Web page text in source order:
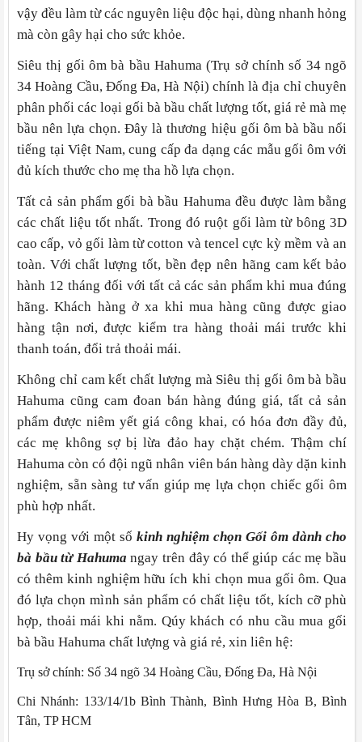
vậy đều làm từ các nguyên liệu độc hại, dùng nhanh hỏng
mà còn gây hại cho sức khỏe.
Siêu thị gối ôm bà bầu Hahuma (Trụ sở chính số 34 ngõ
34 Hoàng Cầu, Đống Đa, Hà Nội) chính là địa chỉ chuyên
phân phối các loại gối bà bầu chất lượng tốt, giá rẻ mà mẹ
bầu nên lựa chọn. Đây là thương hiệu gối ôm bà bầu nổi
tiếng tại Việt Nam, cung cấp đa dạng các mẫu gối ôm với
đủ kích thước cho mẹ tha hồ lựa chọn.
Tất cả sản phẩm gối bà bầu Hahuma đều được làm bằng
các chất liệu tốt nhất. Trong đó ruột gối làm từ bông 3D
cao cấp, vỏ gối làm từ cotton và tencel cực kỳ mềm và an
toàn. Với chất lượng tốt, bền đẹp nên hãng cam kết bảo
hành 12 tháng đối với tất cả các sản phẩm khi mua đúng
hãng. Khách hàng ở xa khi mua hàng cũng được giao
hàng tận nơi, được kiểm tra hàng thoải mái trước khi
thanh toán, đổi trả thoải mái.
Không chỉ cam kết chất lượng mà Siêu thị gối ôm bà bầu
Hahuma cũng cam đoan bán hàng đúng giá, tất cả sản
phẩm được niêm yết giá công khai, có hóa đơn đầy đủ,
các mẹ không sợ bị lừa đảo hay chặt chém. Thậm chí
Hahuma còn có đội ngũ nhân viên bán hàng dày dặn kinh
nghiệm, sẵn sàng tư vấn giúp mẹ lựa chọn chiếc gối ôm
phù hợp nhất.
Hy vọng với một số kinh nghiệm chọn Gối ôm dành cho
bà bầu từ Hahumangay trên đây có thể giúp các mẹ bầu
có thêm kinh nghiệm hữu ích khi chọn mua gối ôm. Qua
đó lựa chọn mình sản phẩm có chất liệu tốt, kích cỡ phù
hợp, thoải mái khi nằm. Qúy khách có nhu cầu mua gối
bà bầu Hahuma chất lượng và giá rẻ, xin liên hệ:
Trụ sở chính: Số 34 ngõ 34 Hoàng Cầu, Đống Đa, Hà Nội
Chi Nhánh: 133/14/1b Bình Thành, Bình Hưng Hòa B, Bình
Tân, TP HCM